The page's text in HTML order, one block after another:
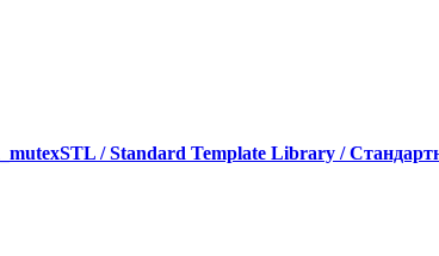
STL / Standard Template Library /